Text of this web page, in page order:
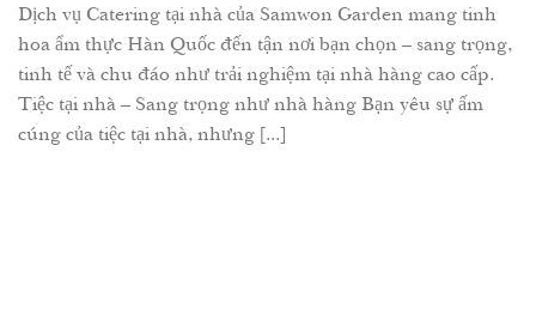
Dịch vụ Catering tại nhà của Samwon Garden mang tinh
hoa ẩm thực Hàn Quốc đến tận nơi bạn chọn – sang trọng,
tinh tế và chu đáo như trải nghiệm tại nhà hàng cao cấp.
Tiệc tại nhà – Sang trọng như nhà hàng Bạn yêu sự ấm
cúng của tiệc tại nhà, nhưng [...]